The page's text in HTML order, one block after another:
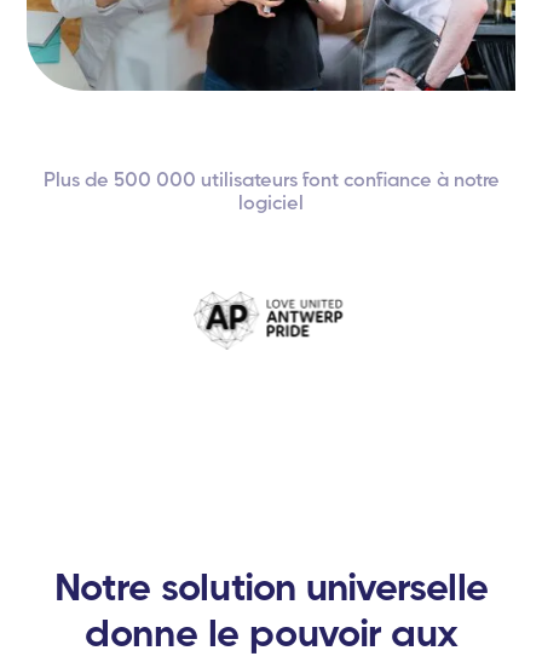
Plus de 500 000 utilisateurs font confiance à notre
logiciel
Notre solution universelle
donne le pouvoir aux